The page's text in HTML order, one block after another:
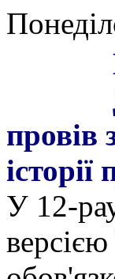
провів
У 12-